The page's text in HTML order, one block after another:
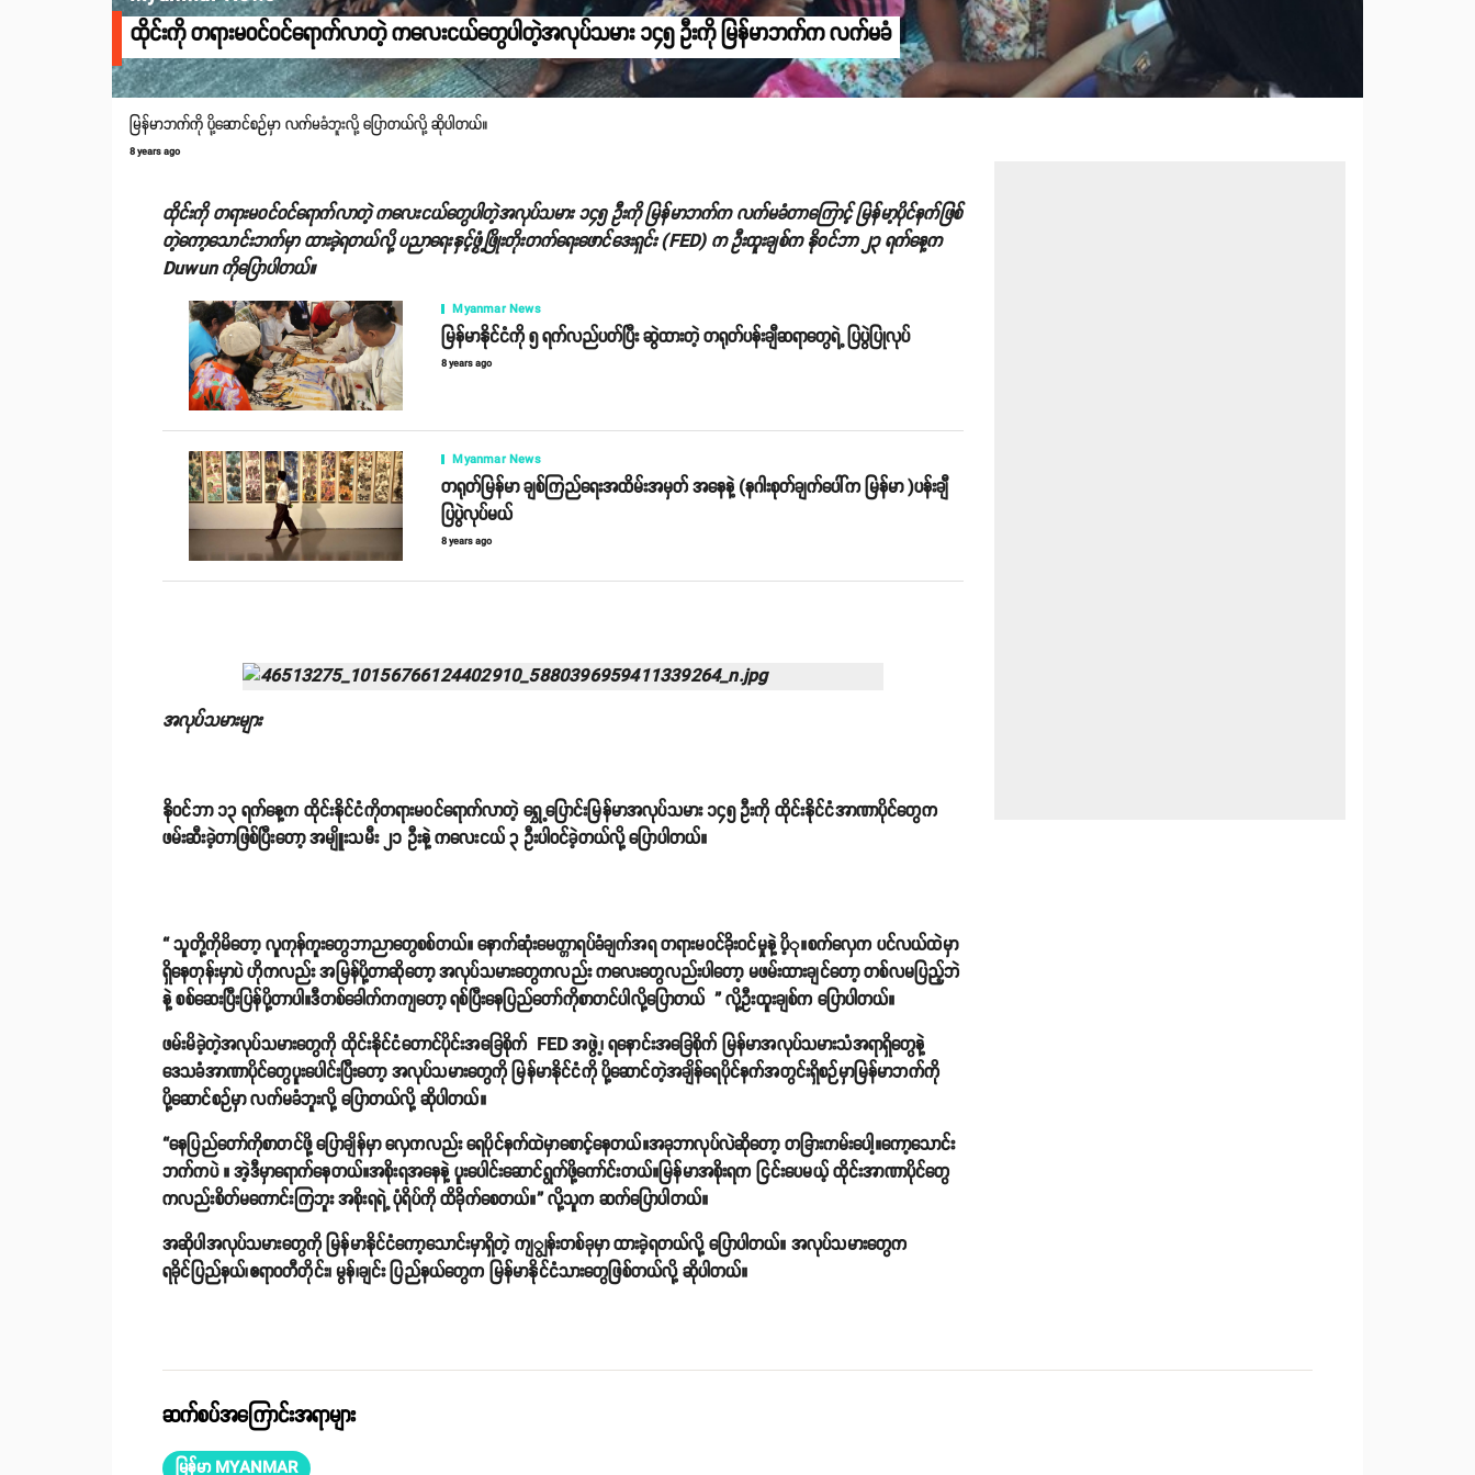
ထိုင်းကို တရားမဝင်ဝင်ရောက်လာတဲ့ ကလေးငယ်တွေပါတဲ့အလုပ်သမား ၁၄၅ ဦးကို မြန်မာဘက်က လက်မခံ
မြန်မာဘက်ကို ပို့ဆောင်စဉ်မှာ လက်မခံဘူးလို့ ပြောတယ်လို့ ဆိုပါတယ်။
8 years ago
ထိုင်းကို တရားမဝင်ဝင်ရောက်လာတဲ့ ကလေးငယ်တွေပါတဲ့အလုပ်သမား ၁၄၅ ဦးကို မြန်မာဘက်က လက်မခံတာကြောင့် မြန်မာ့ပိုင်နက်ဖြစ်
တဲ့ကော့သောင်းဘက်မှာ ထားခဲ့ရတယ်လို့ ပညာရေးနှင့်ဖွံ့ဖြိုးတိုးတက်ရေးဖောင်ဒေးရှင်း (FED) က ဦးထူးချစ်က နိုဝင်ဘာ ၂၃ ရက်နေ့က
Duwun ကိုပြောပါတယ်။
Myanmar News
မြန်မာနိုင်ငံကို ၅ ရက်လည်ပတ်ပြီး ဆွဲထားတဲ့ တရုတ်ပန်းချီဆရာတွေရဲ့ ပြပွဲပြုလုပ်
8 years ago
Myanmar News
တရုတ်မြန်မာ ချစ်ကြည်ရေးအထိမ်းအမှတ် အနေနဲ့ (နဂါးစုတ်ချက်ပေါ်က မြန်မာ )ပန်းချီ
ပြပွဲလုပ်မယ်
8 years ago
အလုပ်သမားများ
နိုဝင်ဘာ ၁၃ ရက်နေ့က ထိုင်းနိုင်ငံကိုတရားမဝင်ရောက်လာတဲ့ ရွှေ့ပြောင်းမြန်မာအလုပ်သမား ၁၄၅ ဦးကို ထိုင်းနိုင်ငံအာဏာပိုင်တွေက
ဖမ်းဆီးခဲ့တာဖြစ်ပြီးတော့ အမျိူးသမီး ၂၁ ဦးနဲ့ ကလေးငယ် ၃ ဦးပါဝင်ခဲ့တယ်လို့ ပြောပါတယ်။
“ သူတို့ကိုမိတော့ လူကုန်ကူးတွေဘာညာတွေစစ်တယ်။ နောက်ဆုံးမေတ္တာရပ်ခံချက်အရ တရားမဝင်ခိုးဝင်မှုနဲ့ ပိ့ု။စက်လှေက ပင်လယ်ထဲမှာ
ရှိနေတုန်းမှာပဲ ဟိုကလည်း အမြန်ပို့တာဆိုတော့ အလုပ်သမားတွေကလည်း ကလေးတွေလည်းပါတော့ မဖမ်းထားချင်တော့ တစ်လမပြည့်ဘဲ
နဲ့ စစ်ဆေးပြီးပြန်ပို့တာပါ။ဒီတစ်ခေါက်ကကျတော့ ရစ်ပြီးနေပြည်တော်ကိုစာတင်ပါလို့ပြောတယ် ” လို့ဦးထူးချစ်က ပြောပါတယ်။
ဖမ်းမိခဲ့တဲ့အလုပ်သမားတွေကို ထိုင်းနိုင်ငံတောင်ပိုင်းအခြေစိုက် FED အဖွဲ့၊ ရနောင်းအခြေစိုက် မြန်မာအလုပ်သမားသံအရာရှိတွေနဲ့
ဒေသခံအာဏာပိုင်တွေပူးပေါင်းပြီးတော့ အလုပ်သမားတွေကို မြန်မာနိုင်ငံကို ပို့ဆောင်တဲ့အချိန်ရေပိုင်နက်အတွင်းရှိစဉ်မှာမြန်မာဘက်ကို
ပို့ဆောင်စဉ်မှာ လက်မခံဘူးလို့ ပြောတယ်လို့ ဆိုပါတယ်။
“နေပြည်တော်ကိုစာတင်ဖို့ ပြောချိန်မှာ လှေကလည်း ရေပိုင်နက်ထဲမှာစောင့်နေတယ်။အခုဘာလုပ်လဲဆိုတော့ တခြားကမ်းပေါ့။ကော့သောင်း
ဘက်ကပဲ ။ အဲ့ဒီမှာရောက်နေတယ်။အစိုးရအနေနဲ့ ပူးပေါင်းဆောင်ရွက်ဖို့ကော်င်းတယ်။မြန်မာအစိုးရက ငြင်းပေမယ့် ထိုင်းအာဏာပိုင်တွေ
ကလည်းစိတ်မကောင်းကြဘူး အစိုးရရဲ့ ပုံရိပ်ကို ထိခိုက်စေတယ်။” လို့သူက ဆက်ပြောပါတယ်။
အဆိုပါအလုပ်သမားတွေကို မြန်မာနိုင်ငံကော့သောင်းမှာရှိတဲ့ ကျျွန်းတစ်ခုမှာ ထားခဲ့ရတယ်လို့ ပြောပါတယ်။ အလုပ်သမားတွေက
ရခိုင်ပြည်နယ်၊ဧရာဝတီတိုင်း၊ မွန်၊ချင်း ပြည်နယ်တွေက မြန်မာနိုင်ငံသားတွေဖြစ်တယ်လို့ ဆိုပါတယ်။
ဆက်စပ်အကြောင်းအရာများ
မြန်မာ MYANMAR